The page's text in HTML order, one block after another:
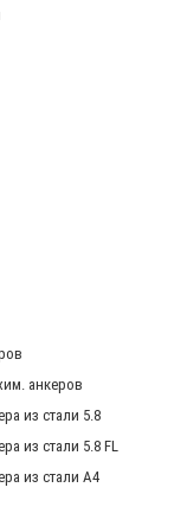
анкеров
из стали 5.8
из стали 5.8 FL
из стали А4